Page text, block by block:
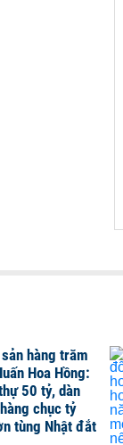
hàng trăm
Hoa Hồng:
50 tỷ, dàn
chục tỷ
tùng Nhật đắt